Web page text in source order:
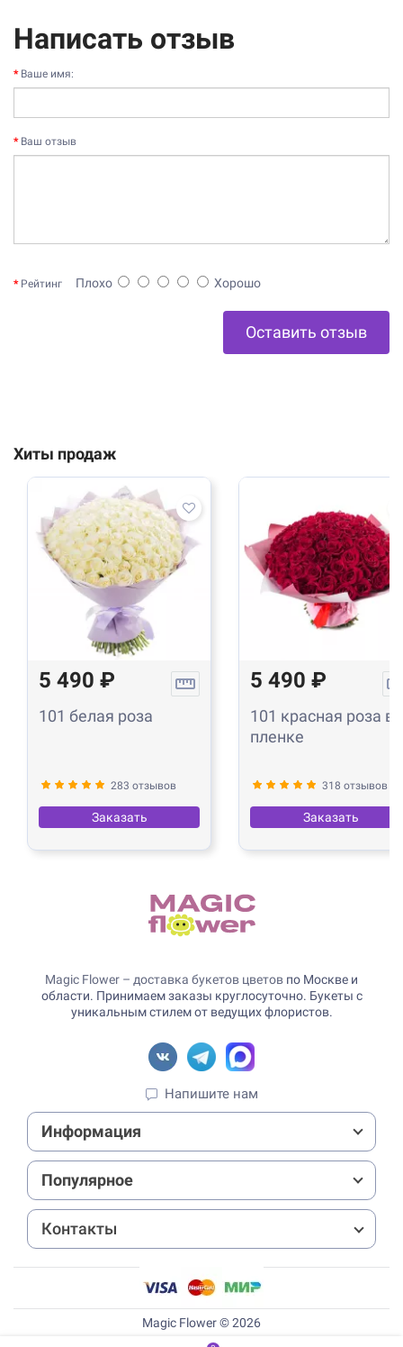
Написать отзыв
Ваше имя:
Ваш отзыв
Рейтинг Плохо Хорошо
Оставить отзыв
Хиты продаж
5 490 ₽
101 белая роза
283 отзывов
Заказать
5 490 ₽
101 красная роза в
пленке
318 отзывов
Заказать
Magic Flower – доставка букетов цветов по Москве и
области. Принимаем заказы круглосуточно. Букеты с
уникальным стилем от ведущих флористов.
Напишите нам
Информация
Популярное
Контакты
Magic Flower © 2026